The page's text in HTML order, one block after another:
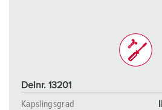
Delnr. 13201
Kapslingsgrad